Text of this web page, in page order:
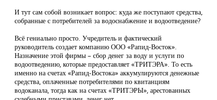
И тут сам собой возникает вопрос: куда же поступают средства,
собранные с потребителей за водоснабжение и водоотведение?
Всё гениально просто. Учредитель и фактический
руководитель создает компанию ООО «Рапид-Восток».
Назначение этой фирмы – сбор денег за воду и услуги по
водоотведению, которые предоставляет «ТРИТЭРА». То есть
именно на счетах «Рапид-Востока» аккумулируются денежные
средства, оплаченные потребителями по квитанциям
водоканала, тогда как на счетах «ТРИТЭРЫ», арестованных